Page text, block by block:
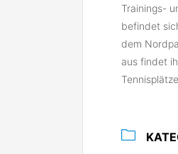
Trainings-
befindet
dem
aus findet